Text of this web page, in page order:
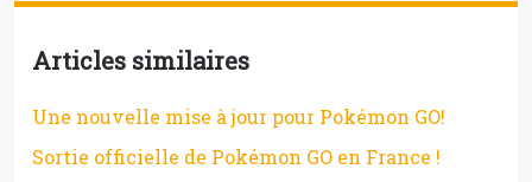
Articles similaires
Une nouvelle mise à jour pour Pokémon GO!
Sortie officielle de Pokémon GO en France !